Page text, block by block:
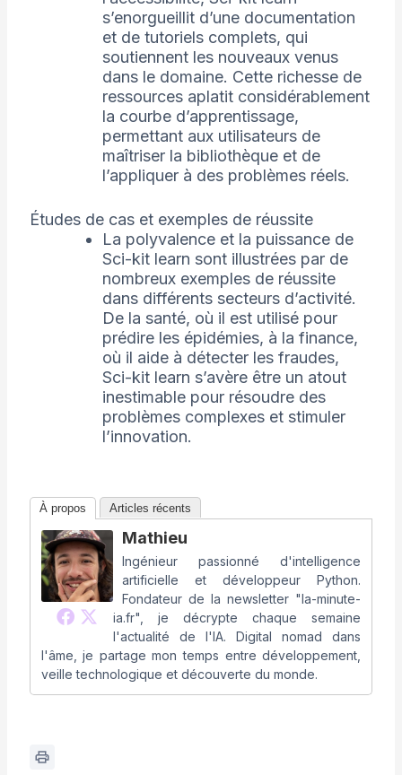
s’enorgueillit d’une documentation
et de tutoriels complets, qui
soutiennent les nouveaux venus
dans le domaine. Cette richesse de
ressources aplatit considérablement
la courbe d’apprentissage,
permettant aux utilisateurs de
maîtriser la bibliothèque et de
l’appliquer à des problèmes réels.
Études de cas et exemples de réussite
La polyvalence et la puissance de
Sci-kit learn sont illustrées par de
nombreux exemples de réussite
dans différents secteurs d’activité.
De la santé, où il est utilisé pour
prédire les épidémies, à la finance,
où il aide à détecter les fraudes,
Sci-kit learn s’avère être un atout
inestimable pour résoudre des
problèmes complexes et stimuler
l’innovation.
À propos Articles récents
Mathieu
Ingénieur passionné d'intelligence
artificielle et développeur Python.
Fondateur de la newsletter "la-minute-
ia.fr", je décrypte chaque semaine
l'actualité de l'IA. Digital nomad dans
l'âme, je partage mon temps entre développement,
veille technologique et découverte du monde.